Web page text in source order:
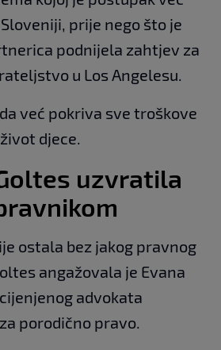
prije nego što je
podnijela zahtjev za
u Los Angelesu.
već pokriva sve troškove
djece.
uzvratila
ostala bez jakog pravnog
angažovala je Evana
advokata
porodično pravo.